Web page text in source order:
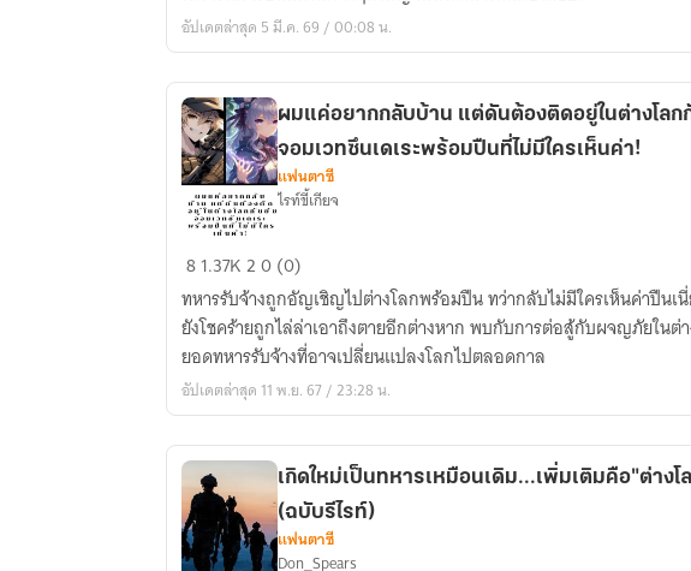
วางแผน
ที่
ดัน
ได้
แคว้น
ที่
กาก
ใน
เกม!
อัปเดตล่าสุด 5 มี.ค. 69 / 00:08 น.
ผม
อยาก
กลับ
บ้าน
แต่
ต้อง
ติด
อยู่
ใน
ผมแค่อยากกลับบ้าน แต่ดันต้องติดอยู่ในต่างโลก
จอมเวทซึนเดเระพร้อมปืนที่ไม่มีใครเห็นค่า!
แฟนตาซี
ไรท์ขี้เกียจ
81.37K20 (0)
ทหารรับจ้างถูกอัญเชิญไปต่างโลกพร้อมปืน ทว่ากลับไม่มีใครเห็นค่าปืนเ
ยังโชคร้ายถูกไล่ล่าเอาถึงตายอีกต่างหาก พบกับการต่อสู้กับผจญภัยในต่
ยอดทหารรับจ้างที่อาจเปลี่ยนแปลงโลกไปตลอดกาล
อัปเดตล่าสุด 11 พ.ย. 67 / 23:28 น.
เกิดใหม่เป็นทหารเหมือนเดิม...เพิ่มเติมคือ"ต่างโ
(ฉบับรีไรท์)
แฟนตาซี
Don_Spears